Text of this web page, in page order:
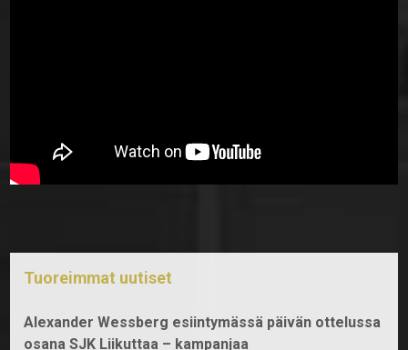
Tuoreimmat uutiset
Alexander Wessberg esiintymässä päivän ottelussa
osana SJK Liikuttaa – kampanjaa